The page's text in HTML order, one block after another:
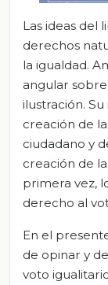
Las ideas del
derechos
la igualdad.
angular
ilustración.
creación de
ciudadano y
creación de
primera vez,
derecho al
En el
de opinar y
voto